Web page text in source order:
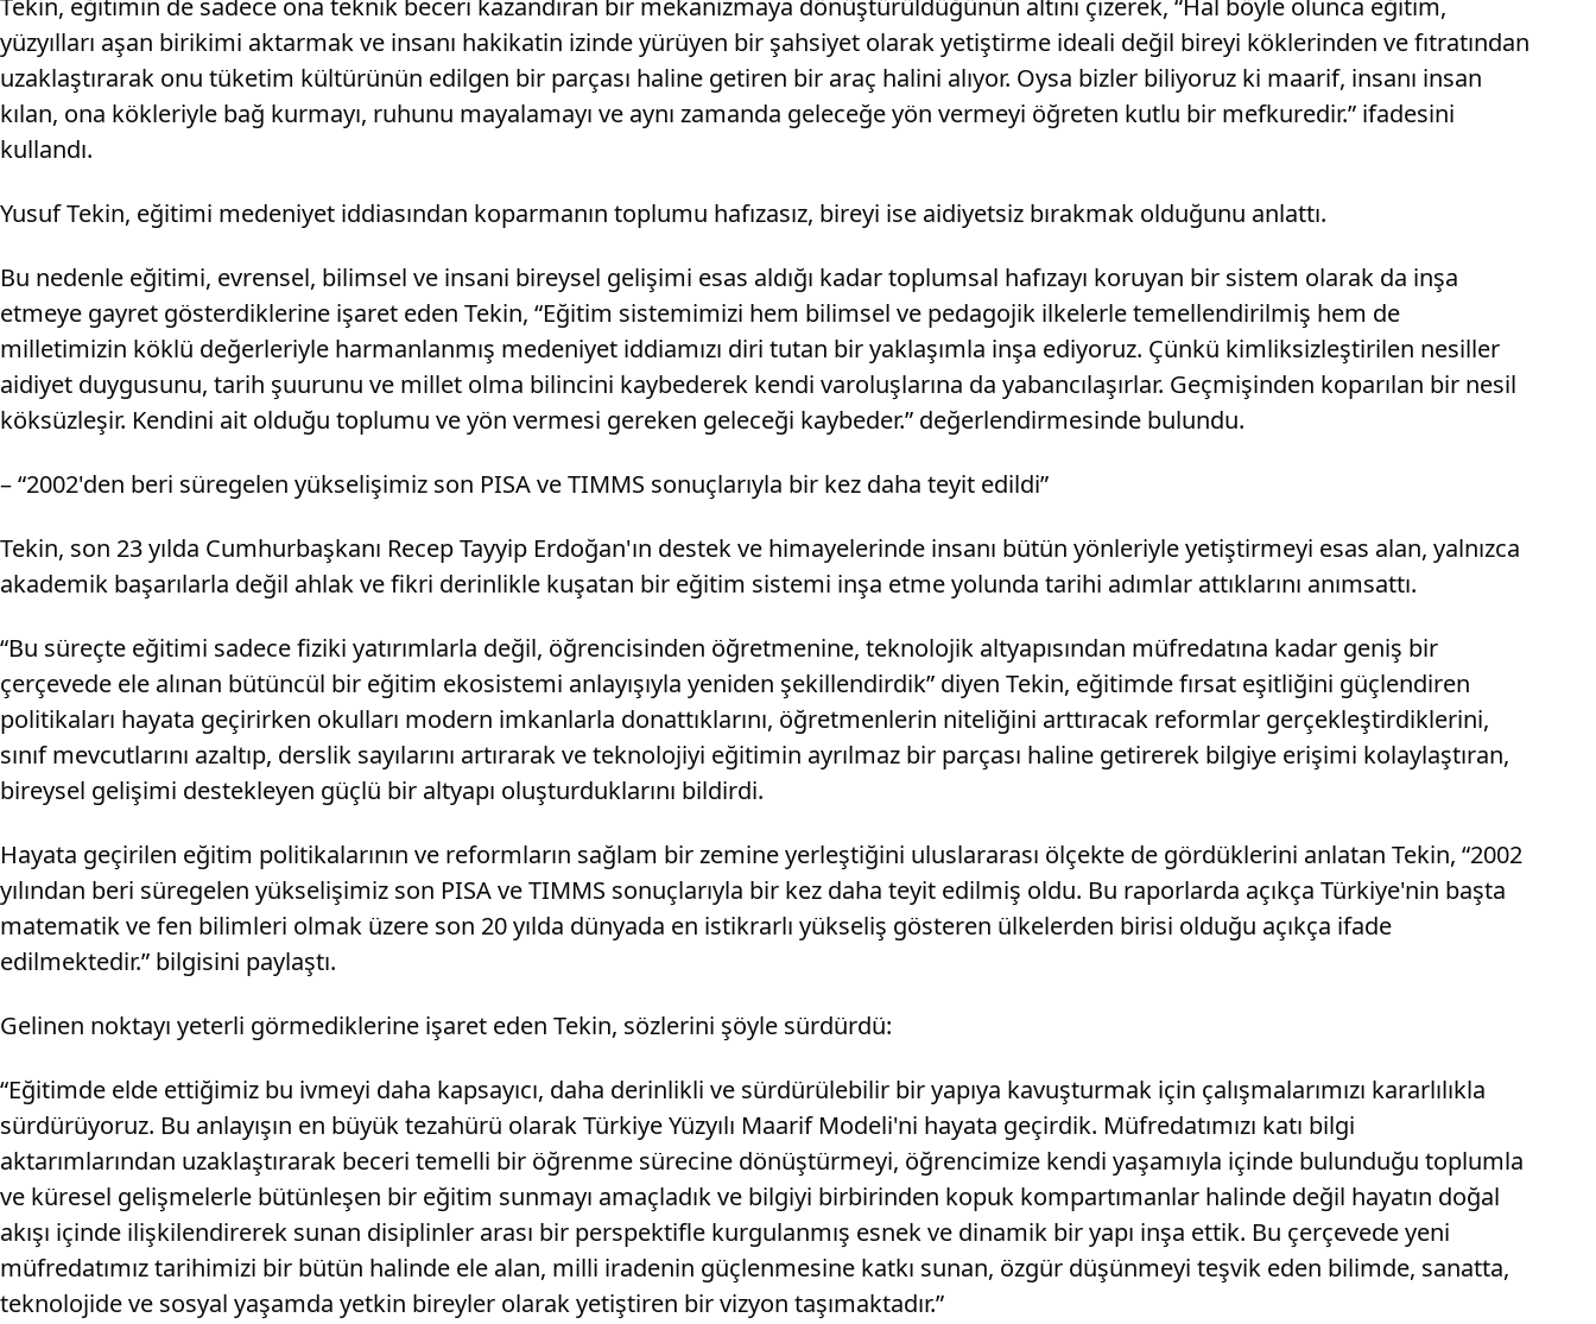
Tekin, eğitimin de sadece ona teknik beceri kazandıran bir mekanizmaya dönüştürüldüğünün altını çizerek, “Hal böyle olunca eğitim,
yüzyılları aşan birikimi aktarmak ve insanı hakikatin izinde yürüyen bir şahsiyet olarak yetiştirme ideali değil bireyi köklerinden ve fıtratından
uzaklaştırarak onu tüketim kültürünün edilgen bir parçası haline getiren bir araç halini alıyor. Oysa bizler biliyoruz ki maarif, insanı insan
kılan, ona kökleriyle bağ kurmayı, ruhunu mayalamayı ve aynı zamanda geleceğe yön vermeyi öğreten kutlu bir mefkuredir.” ifadesini
kullandı.
Yusuf Tekin, eğitimi medeniyet iddiasından koparmanın toplumu hafızasız, bireyi ise aidiyetsiz bırakmak olduğunu anlattı.
Bu nedenle eğitimi, evrensel, bilimsel ve insani bireysel gelişimi esas aldığı kadar toplumsal hafızayı koruyan bir sistem olarak da inşa
etmeye gayret gösterdiklerine işaret eden Tekin, “Eğitim sistemimizi hem bilimsel ve pedagojik ilkelerle temellendirilmiş hem de
milletimizin köklü değerleriyle harmanlanmış medeniyet iddiamızı diri tutan bir yaklaşımla inşa ediyoruz. Çünkü kimliksizleştirilen nesiller
aidiyet duygusunu, tarih şuurunu ve millet olma bilincini kaybederek kendi varoluşlarına da yabancılaşırlar. Geçmişinden koparılan bir nesil
köksüzleşir. Kendini ait olduğu toplumu ve yön vermesi gereken geleceği kaybeder.” değerlendirmesinde bulundu.
– “2002'den beri süregelen yükselişimiz son PISA ve TIMMS sonuçlarıyla bir kez daha teyit edildi”
Tekin, son 23 yılda Cumhurbaşkanı Recep Tayyip Erdoğan'ın destek ve himayelerinde insanı bütün yönleriyle yetiştirmeyi esas alan, yalnızca
akademik başarılarla değil ahlak ve fikri derinlikle kuşatan bir eğitim sistemi inşa etme yolunda tarihi adımlar attıklarını anımsattı.
“Bu süreçte eğitimi sadece fiziki yatırımlarla değil, öğrencisinden öğretmenine, teknolojik altyapısından müfredatına kadar geniş bir
çerçevede ele alınan bütüncül bir eğitim ekosistemi anlayışıyla yeniden şekillendirdik” diyen Tekin, eğitimde fırsat eşitliğini güçlendiren
politikaları hayata geçirirken okulları modern imkanlarla donattıklarını, öğretmenlerin niteliğini arttıracak reformlar gerçekleştirdiklerini,
sınıf mevcutlarını azaltıp, derslik sayılarını artırarak ve teknolojiyi eğitimin ayrılmaz bir parçası haline getirerek bilgiye erişimi kolaylaştıran,
bireysel gelişimi destekleyen güçlü bir altyapı oluşturduklarını bildirdi.
Hayata geçirilen eğitim politikalarının ve reformların sağlam bir zemine yerleştiğini uluslararası ölçekte de gördüklerini anlatan Tekin, “2002
yılından beri süregelen yükselişimiz son PISA ve TIMMS sonuçlarıyla bir kez daha teyit edilmiş oldu. Bu raporlarda açıkça Türkiye'nin başta
matematik ve fen bilimleri olmak üzere son 20 yılda dünyada en istikrarlı yükseliş gösteren ülkelerden birisi olduğu açıkça ifade
edilmektedir.” bilgisini paylaştı.
Gelinen noktayı yeterli görmediklerine işaret eden Tekin, sözlerini şöyle sürdürdü:
“Eğitimde elde ettiğimiz bu ivmeyi daha kapsayıcı, daha derinlikli ve sürdürülebilir bir yapıya kavuşturmak için çalışmalarımızı kararlılıkla
sürdürüyoruz. Bu anlayışın en büyük tezahürü olarak Türkiye Yüzyılı Maarif Modeli'ni hayata geçirdik. Müfredatımızı katı bilgi
aktarımlarından uzaklaştırarak beceri temelli bir öğrenme sürecine dönüştürmeyi, öğrencimize kendi yaşamıyla içinde bulunduğu toplumla
ve küresel gelişmelerle bütünleşen bir eğitim sunmayı amaçladık ve bilgiyi birbirinden kopuk kompartımanlar halinde değil hayatın doğal
akışı içinde ilişkilendirerek sunan disiplinler arası bir perspektifle kurgulanmış esnek ve dinamik bir yapı inşa ettik. Bu çerçevede yeni
müfredatımız tarihimizi bir bütün halinde ele alan, milli iradenin güçlenmesine katkı sunan, özgür düşünmeyi teşvik eden bilimde, sanatta,
teknolojide ve sosyal yaşamda yetkin bireyler olarak yetiştiren bir vizyon taşımaktadır.”